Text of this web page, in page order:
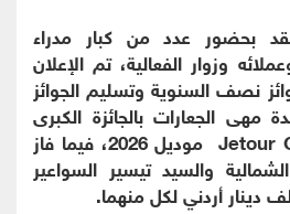
بحضور عدد من كبار مدراء
وزوار الفعالية، تم الإعلان
نصف السنوية وتسليم الجوائز
الجعارات بالجائزة الكبرى
والمتمثلة بسيارة Jetour G700 موديل 2026، فيما فاز
والسيد تيسير السواعير